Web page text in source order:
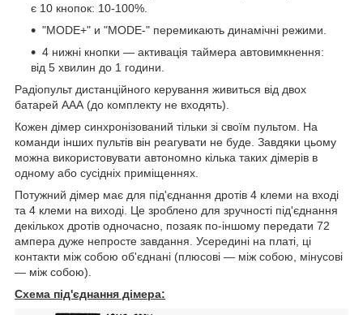
є 10 кнопок: 10-100%.
"MODE+" и "MODE-" перемикають динамічні режими.
4 нижні кнопки — активація таймера автовимкнення:
від 5 хвилин до 1 години.
Радіопульт дистанційного керування живиться від двох
батарей ААА (до комплекту не входять).
Кожен дімер синхронізований тільки зі своїм пультом. На
команди інших пультів він реагувати не буде. Завдяки цьому
можна використовувати автономно кілька таких дімерів в
одному або сусідніх приміщеннях.
Потужний дімер має для під'єднання дротів 4 клеми на вході
та 4 клеми на виході. Це зроблено для зручності під'єднання
декількох дротів одночасно, позаяк по-іншому передати 72
ампера дуже непросте завдання. Усередині на платі, ці
контакти між собою об'єднані (плюсові — між собою, мінусові
— між собою).
Схема під'єднання дімера: